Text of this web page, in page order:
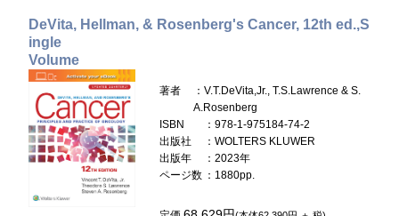
DeVita, Hellman, & Rosenberg's Cancer, 12th ed.,S
ingle
Volume
著者
：V.T.DeVita,Jr., T.S.Lawrence & S.
A.Rosenberg
ISBN
：978-1-975184-74-2
出版社
：WOLTERS KLUWER
出版年
：2023年
ページ数 ：1880pp.